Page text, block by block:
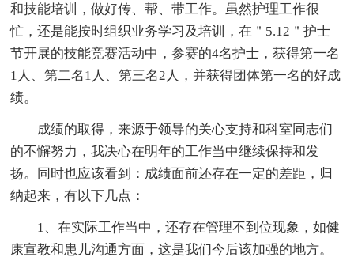
和技能培训，做好传、帮、带工作。虽然护理工作很
忙，还是能按时组织业务学习及培训，在＂5.12＂护士
节开展的技能竞赛活动中，参赛的4名护士，获得第一名
1人、第二名1人、第三名2人，并获得团体第一名的好成
绩。
成绩的取得，来源于领导的关心支持和科室同志们
的不懈努力，我决心在明年的工作当中继续保持和发
扬。同时也应该看到：成绩面前还存在一定的差距，归
纳起来，有以下几点：
1、在实际工作当中，还存在管理不到位现象，如健
康宣教和患儿沟通方面，这是我们今后该加强的地方。